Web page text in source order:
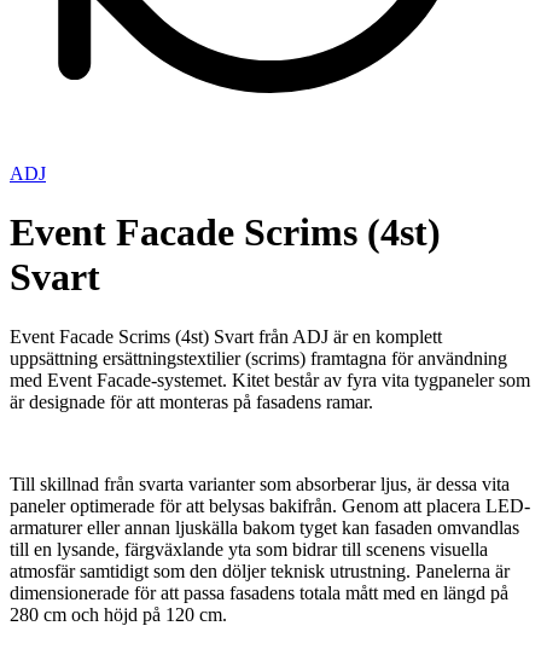
ADJ
Event Facade Scrims (4st)
Svart
Event Facade Scrims (4st) Svart från ADJ är en komplett
uppsättning ersättningstextilier (scrims) framtagna för användning
med Event Facade-systemet. Kitet består av fyra vita tygpaneler som
är designade för att monteras på fasadens ramar.
Till skillnad från svarta varianter som absorberar ljus, är dessa vita
paneler optimerade för att belysas bakifrån. Genom att placera LED-
armaturer eller annan ljuskälla bakom tyget kan fasaden omvandlas
till en lysande, färgväxlande yta som bidrar till scenens visuella
atmosfär samtidigt som den döljer teknisk utrustning. Panelerna är
dimensionerade för att passa fasadens totala mått med en längd på
280 cm och höjd på 120 cm.